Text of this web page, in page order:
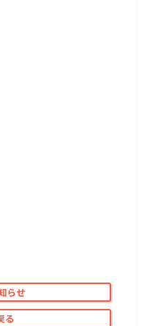
らせ
る